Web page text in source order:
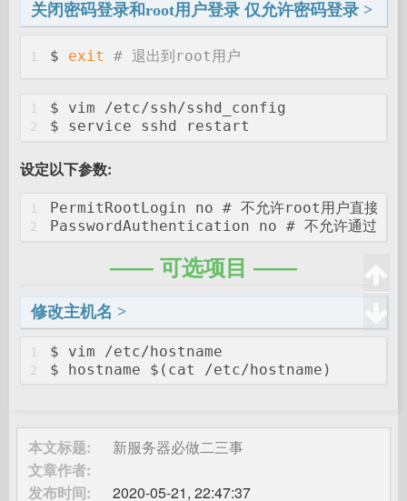
关闭密码登录和root用户登录 仅允许密码登录
1 $ exit # 退出到root用户
1
2
$ vim /etc/ssh/sshd_config
$ service sshd restart
设定以下参数:
1
2
PermitRootLogin no # 不允许root用户直接登录
PasswordAuthentication no # 不允许通过密码
可选项目
修改主机名
1
2
$ vim /etc/hostname
$ hostname $(cat /etc/hostname)
本文标题:
新服务器必做二三事
文章作者:
发布时间:
2020-05-21, 22:47:37